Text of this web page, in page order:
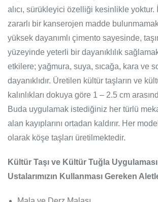
alıcı, sürükleyici özelliği kesinlikle yoktur.
zararlı bir kanserojen madde
yüksek dayanımlı çimento sayesinde,
yüzeyinde yeterli bir dayanıklılık
etkilere; yağmura, suya, sıcağa, kara ve
dayanıklıdır. Üretilen kültür taşların ve
kalınlıkları dokuya göre 1 – 2.5 cm
Buda uygulamak istediğiniz her türlü
alan kayıplarını ortadan kaldırır. Her
olarak köşe taşları üretilmektedir.
Kültür Taşı ve Kültür Tuğla
Ustalarımızın Kullanması Gereken